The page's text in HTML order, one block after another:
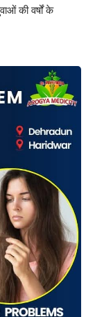
की वर्षों के